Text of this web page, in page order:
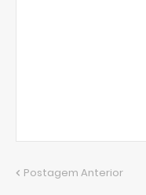
Postagem Anterior